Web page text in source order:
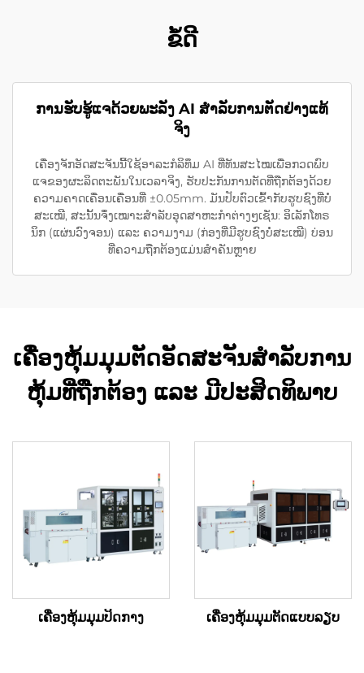
ຂໍ້ດີ
ການຮັບຮູ້ແຈດ້ວຍພະລັງ AI ສຳລັບການຕັດຢ່າງແທ້
ຈິງ
ເຄື່ອງຈັກອັດສະຈັນນີ້ໃຊ້ອາລະກໍລິທຶມ AI ທີ່ທັນສະໄໝເພື່ອກວດພົບ
ແຈຂອງຜະລິດຕະພັນໃນເວລາຈິງ, ຮັບປະກັນການຕັດທີ່ຖືກຕ້ອງດ້ວຍ
ຄວາມຄາດເຄື່ອນເຄື່ອນທີ່ ±0.05mm. ມັນປັບຕົວເຂົ້າກັບຮູບຊົງທີ່ບໍ່
ສະເໝີ, ສະນັ້ນຈຶ່ງເໝາະສຳລັບອຸດສາຫະກຳຕ່າງໆເຊັ່ນ: ອິເລັກໂທຣ
ນິກ (ແຜ່ນວົງຈອນ) ແລະ ຄວາມງາມ (ກ່ອງທີ່ມີຮູບຊົງບໍ່ສະເໝີ) ບ່ອນ
ທີ່ຄວາມຖືກຕ້ອງແມ່ນສຳຄັນຫຼາຍ
ເຄື່ອງຫຸ້ມມຸມຕັດອັດສະຈັນສຳລັບການ
ຫຸ້ມທີ່ຖືກຕ້ອງ ແລະ ມີປະສິດທິພາບ
ເຄື່ອງຫຸ້ມມຸມປິດກາງ ເຄື່ອງຫຸ້ມມຸມຕັດແບບລຽບ